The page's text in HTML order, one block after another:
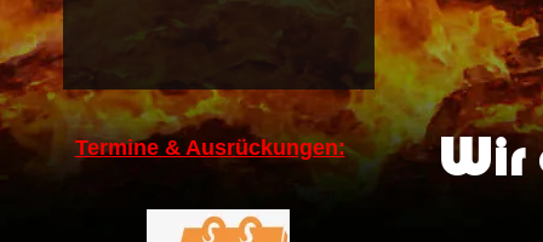
Termine & Ausrückungen: Wir